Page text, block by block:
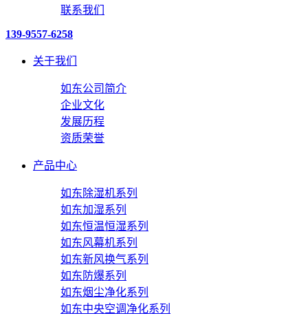
联系我们
139-9557-6258
关于我们
如东公司简介
企业文化
发展历程
资质荣誉
产品中心
如东除湿机系列
如东加湿系列
如东恒温恒湿系列
如东风幕机系列
如东新风换气系列
如东防爆系列
如东烟尘净化系列
如东中央空调净化系列